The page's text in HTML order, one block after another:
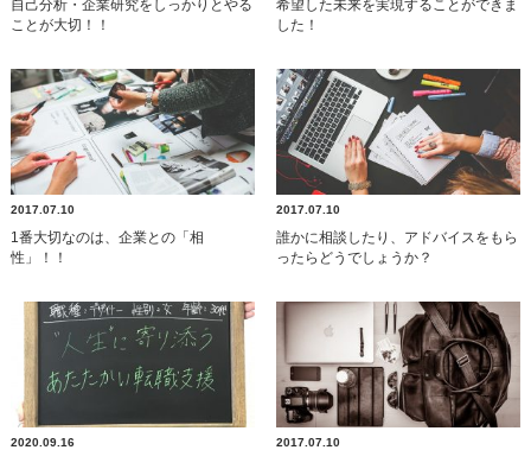
自己分析・企業研究をしっかりとやる
ことが大切！！
希望した未来を実現することができま
した！
2017.07.10
1番大切なのは、企業との「相
性」！！
2017.07.10
誰かに相談したり、アドバイスをもら
ったらどうでしょうか？
2020.09.16 2017.07.10